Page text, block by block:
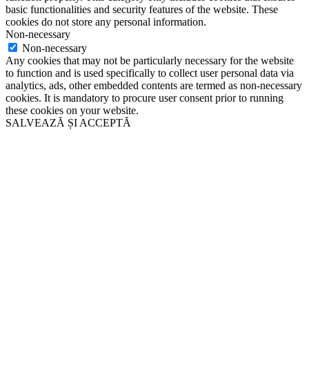
basic functionalities and security features of the website. These
cookies do not store any personal information.
Non-necessary
Non-necessary
Any cookies that may not be particularly necessary for the website
to function and is used specifically to collect user personal data via
analytics, ads, other embedded contents are termed as non-necessary
cookies. It is mandatory to procure user consent prior to running
these cookies on your website.
SALVEAZĂ ȘI ACCEPTĂ